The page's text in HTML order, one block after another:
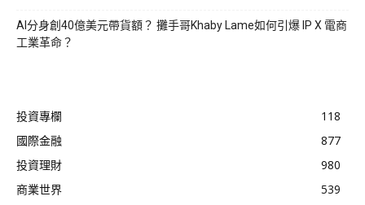
AI分身創40億美元帶貨額？ 攤手哥Khaby Lame如何引爆 IP X 電商
工業革命？
投資專欄
118
國際金融
877
投資理財
980
商業世界
539